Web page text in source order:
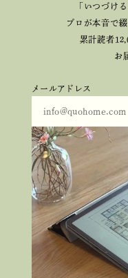
「いつづけ
プロが本音で
累計読者
お
メールアドレス